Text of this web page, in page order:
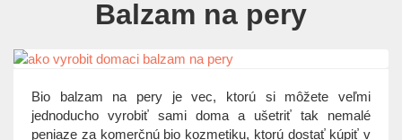
e
n
Balzam na pery
Bio balzam na pery je vec, ktorú si môžete veľmi
jednoducho vyrobiť sami doma a ušetriť tak nemalé
peniaze za komerčnú bio kozmetiku, ktorú dostať kúpiť v